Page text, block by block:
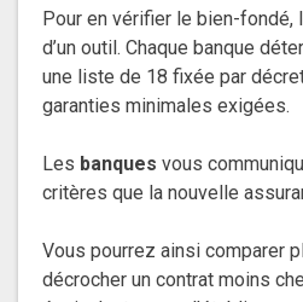
Pour en vérifier le bien-
d’un outil. Chaque banque
une liste de 18 fixée par
garanties minimales exigées.
Les banques vous
critères que la nouvelle
Vous pourrez ainsi comparer
décrocher un contrat moins